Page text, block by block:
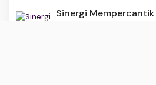
Sinergi Mempercantik